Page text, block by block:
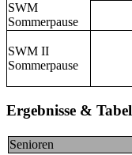
SWM
Sommerpause
SWM II
Sommerpause
Ergebnisse &
Senioren